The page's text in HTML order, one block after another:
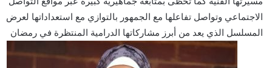
الاجتماعي وتواصل تفاعلها مع الجمهور بالتوازي مع استعداداتها لعرض
المسلسل الذي يعد من أبرز مشاركاتها الدرامية المنتظرة في رمضان